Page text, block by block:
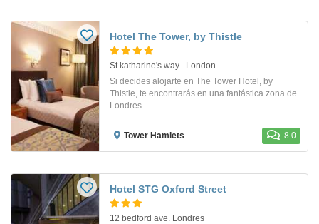
Hotel The Tower, by Thistle
St katharine's way . London
Si decides alojarte en The Tower Hotel, by
Thistle, te encontrarás en una fantástica zona de
Londres...
Tower Hamlets 8.0
Hotel STG Oxford Street
12 bedford ave. Londres